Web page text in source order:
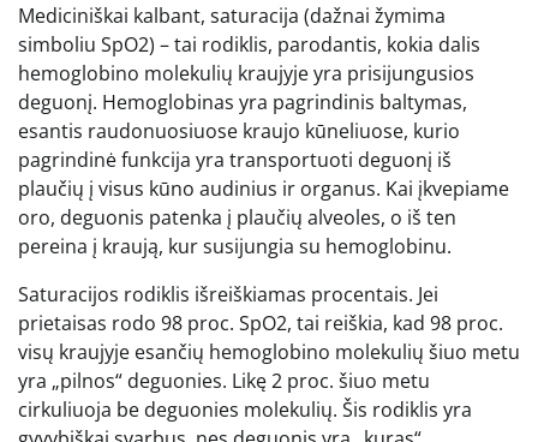
Mediciniškai kalbant, saturacija (dažnai žymima
simboliu SpO2) – tai rodiklis, parodantis, kokia dalis
hemoglobino molekulių kraujyje yra prisijungusios
deguonį. Hemoglobinas yra pagrindinis baltymas,
esantis raudonuosiuose kraujo kūneliuose, kurio
pagrindinė funkcija yra transportuoti deguonį iš
plaučių į visus kūno audinius ir organus. Kai įkvepiame
oro, deguonis patenka į plaučių alveoles, o iš ten
pereina į kraują, kur susijungia su hemoglobinu.
Saturacijos rodiklis išreiškiamas procentais. Jei
prietaisas rodo 98 proc. SpO2, tai reiškia, kad 98 proc.
visų kraujyje esančių hemoglobino molekulių šiuo metu
yra „pilnos“ deguonies. Likę 2 proc. šiuo metu
cirkuliuoja be deguonies molekulių. Šis rodiklis yra